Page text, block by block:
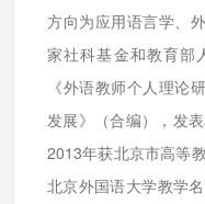
方向为应用语言学、
家社科基金和教育部
《外语教师个人理论
发展》（合编），发
2013年获北京市高等
北京外国语大学教学